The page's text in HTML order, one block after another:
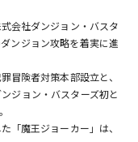
会社ダンジョン・バスタ
ンジョン攻略を着実に進
冒険者対策本部設立と、
ジョン・バスターズ初と
「魔王ジョーカー」は、